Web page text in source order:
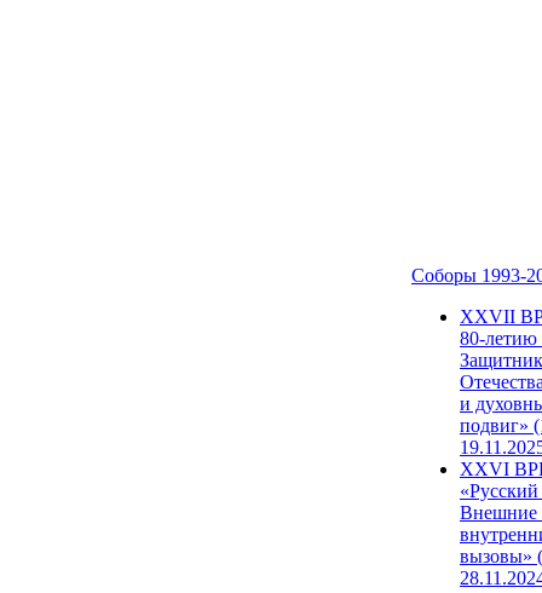
Соборы 1993-
ХХVII
80-
и
подвиг»
XXVI
Внешние
вызовы»